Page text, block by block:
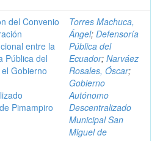
del Convenio
entre la
Pública del
Gobierno
Pimampiro
Torres Machuca,
Ángel; Defensoría
Pública del
Ecuador; Narváez
Rosales, Óscar;
Gobierno
Autónomo
Descentralizado
Municipal San
Miguel de